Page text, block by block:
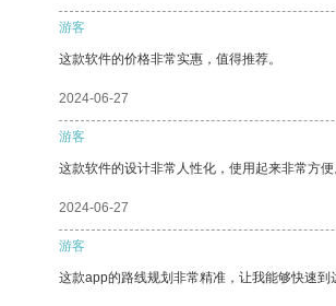
游客
这款软件的价格非常实惠，值得推荐。
2024-06-27
游客
这款软件的设计非常人性化，使用起来非常方便
2024-06-27
游客
这款app的路线规划非常精准，让我能够快速到